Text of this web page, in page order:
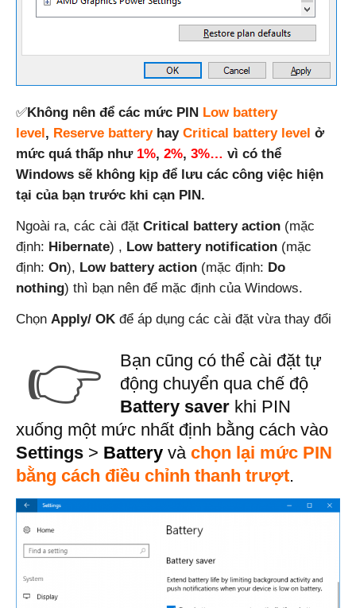
✅Không nên để các mức PIN Low battery
level, Reserve batteryhay Critical battery level ở
mức quá thấp như 1%, 2%, 3%… vì có thể
Windows sẽ không kịp để lưu các công việc hiện
tại của bạn trước khi cạn PIN.
Ngoài ra, các cài đặt Critical battery action (mặc
định: Hibernate) , Low battery notification (mặc
định: On), Low battery action (mặc định: Do
nothing) thì bạn nên để mặc định của Windows.
Chọn Apply/ OK để áp dụng các cài đặt vừa thay đổi
👉
Bạn cũng có thể cài đặt tự
động chuyển qua chế độ
Battery saver khi PIN
xuống một mức nhất định bằng cách vào
Settings > Battery và chọn lại mức PIN
bằng cách điều chỉnh thanh trượt.